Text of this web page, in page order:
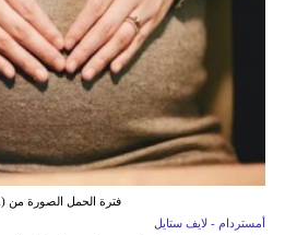
فترة الحمل الصورة من (unsplash)
أمستردام - لايف ستايل